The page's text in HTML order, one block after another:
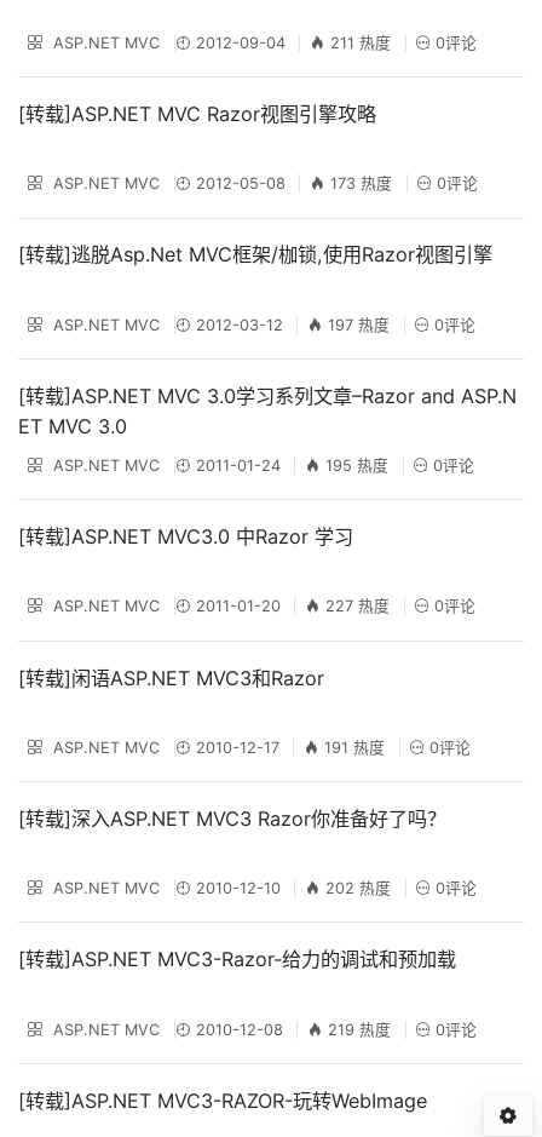
ASP.NET MVC 2012-09-04 211 热度 0评论
[转载]ASP.NET MVC Razor视图引擎攻略
ASP.NET MVC 2012-05-08 173 热度 0评论
[转载]逃脱Asp.Net MVC框架/枷锁,使用Razor视图引擎
ASP.NET MVC 2012-03-12 197 热度 0评论
[转载]ASP.NET MVC 3.0学习系列文章–Razor and ASP.N
ET MVC 3.0
ASP.NET MVC 2011-01-24 195 热度 0评论
[转载]ASP.NET MVC3.0 中Razor 学习
ASP.NET MVC 2011-01-20 227 热度 0评论
[转载]闲语ASP.NET MVC3和Razor
ASP.NET MVC 2010-12-17 191 热度 0评论
[转载]深入ASP.NET MVC3 Razor你准备好了吗？
ASP.NET MVC 2010-12-10 202 热度 0评论
[转载]ASP.NET MVC3-Razor-给力的调试和预加载
ASP.NET MVC 2010-12-08 219 热度 0评论
[转载]ASP.NET MVC3-RAZOR-玩转WebImage